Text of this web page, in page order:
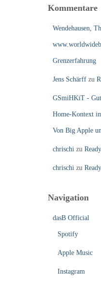
Kommentare
Wendehausen,
Grenzerfahrung
Jens Schärffzu
GSmiHKiT -
Home-Kontext
Von Big Apple
chrischi zu
chrischi zu
Navigation
dasB Official
Spotify
Apple Music
Instagram